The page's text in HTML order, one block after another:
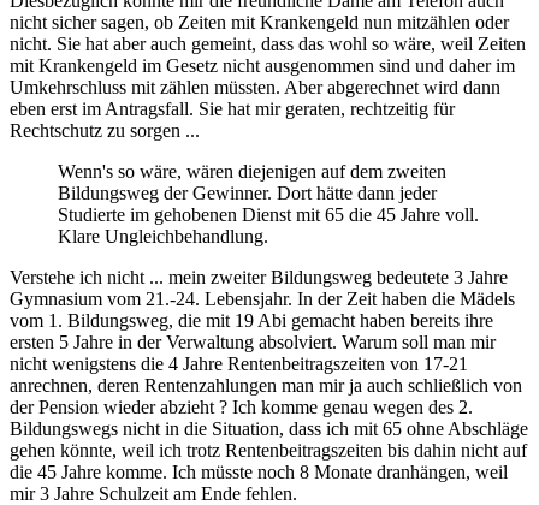
nicht sicher sagen, ob Zeiten mit Krankengeld nun mitzählen oder
nicht. Sie hat aber auch gemeint, dass das wohl so wäre, weil Zeiten
mit Krankengeld im Gesetz nicht ausgenommen sind und daher im
Umkehrschluss mit zählen müssten. Aber abgerechnet wird dann
eben erst im Antragsfall. Sie hat mir geraten, rechtzeitig für
Rechtschutz zu sorgen ...
Wenn's so wäre, wären diejenigen auf dem zweiten
Bildungsweg der Gewinner. Dort hätte dann jeder
Studierte im gehobenen Dienst mit 65 die 45 Jahre voll.
Klare Ungleichbehandlung.
Verstehe ich nicht ... mein zweiter Bildungsweg bedeutete 3 Jahre
Gymnasium vom 21.-24. Lebensjahr. In der Zeit haben die Mädels
vom 1. Bildungsweg, die mit 19 Abi gemacht haben bereits ihre
ersten 5 Jahre in der Verwaltung absolviert. Warum soll man mir
nicht wenigstens die 4 Jahre Rentenbeitragszeiten von 17-21
anrechnen, deren Rentenzahlungen man mir ja auch schließlich von
der Pension wieder abzieht ? Ich komme genau wegen des 2.
Bildungswegs nicht in die Situation, dass ich mit 65 ohne Abschläge
gehen könnte, weil ich trotz Rentenbeitragszeiten bis dahin nicht auf
die 45 Jahre komme. Ich müsste noch 8 Monate dranhängen, weil
mir 3 Jahre Schulzeit am Ende fehlen.